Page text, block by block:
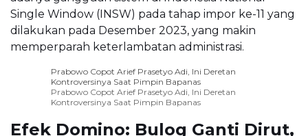
Single Window (INSW) pada tahap impor ke-11 yang
dilakukan pada Desember 2023, yang makin
memperparah keterlambatan administrasi.
Prabowo Copot Arief Prasetyo Adi, Ini Deretan
Kontroversinya Saat Pimpin Bapanas
Prabowo Copot Arief Prasetyo Adi, Ini Deretan
Kontroversinya Saat Pimpin Bapanas
Efek Domino: Bulog Ganti Dirut,